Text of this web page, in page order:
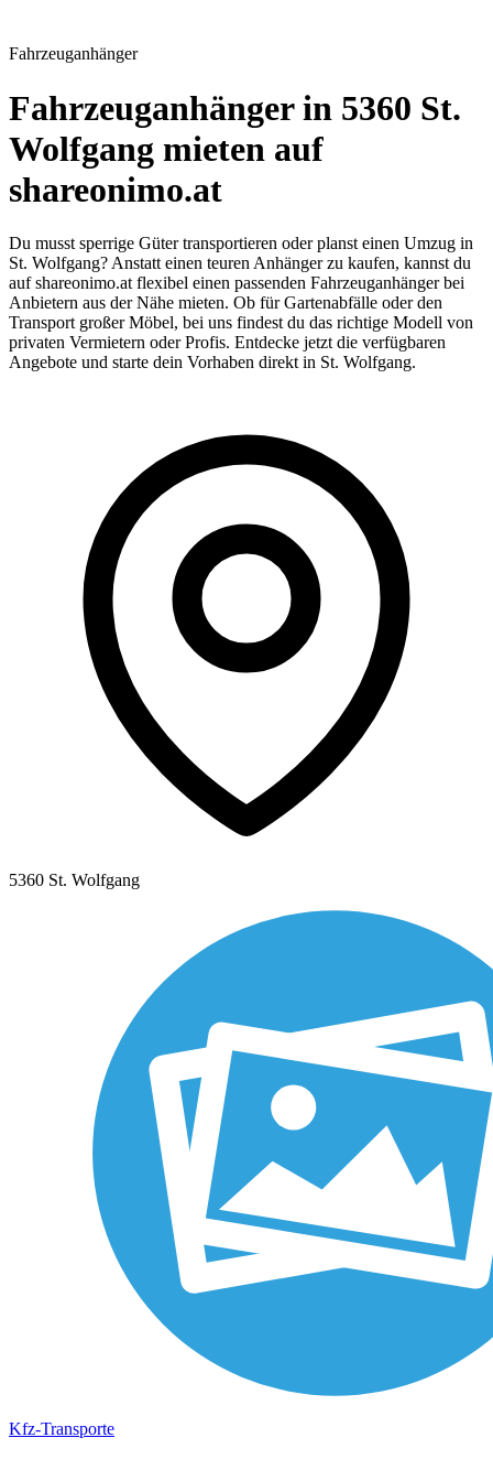
Fahrzeuganhänger
Fahrzeuganhänger in 5360 St.
Wolfgang mieten auf
shareonimo.at
Du musst sperrige Güter transportieren oder planst einen Umzug in
St. Wolfgang? Anstatt einen teuren Anhänger zu kaufen, kannst du
auf shareonimo.at flexibel einen passenden Fahrzeuganhänger bei
Anbietern aus der Nähe mieten. Ob für Gartenabfälle oder den
Transport großer Möbel, bei uns findest du das richtige Modell von
privaten Vermietern oder Profis. Entdecke jetzt die verfügbaren
Angebote und starte dein Vorhaben direkt in St. Wolfgang.
5360 St. Wolfgang
Kfz-Transporte